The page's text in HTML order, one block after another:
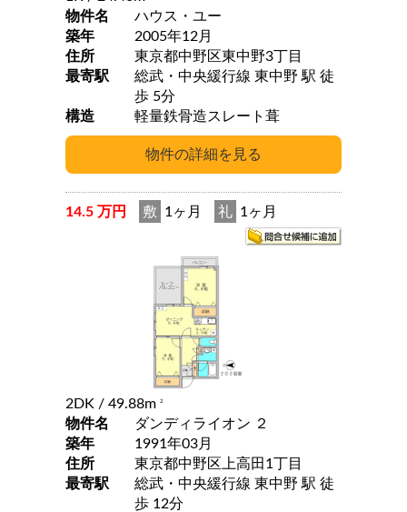
物件名
ハウス・ユー
築年
2005年12月
住所
東京都中野区東中野3丁目
最寄駅
総武・中央緩行線 東中野 駅 徒
歩 5分
構造
軽量鉄骨造スレート葺
14.5 万円 敷 1ヶ月 礼 1ヶ月
2DK / 49.88m 2
物件名
ダンディライオン ２
築年
1991年03月
住所
東京都中野区上高田1丁目
最寄駅
総武・中央緩行線 東中野 駅 徒
歩 12分